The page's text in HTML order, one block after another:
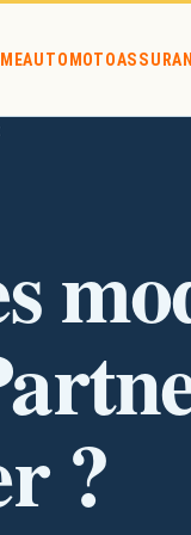
AUTO MOTO
Tepee à éviter ?
?